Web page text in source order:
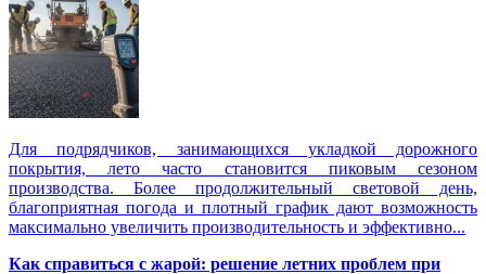
Для подрядчиков, занимающихся укладкой дорожного
покрытия, лето часто становится пиковым сезоном
производства. Более продолжительный световой день,
благоприятная погода и плотный график дают возможность
максимально увеличить производительность и эффективно...
Как справиться с жарой: решение летних проблем при